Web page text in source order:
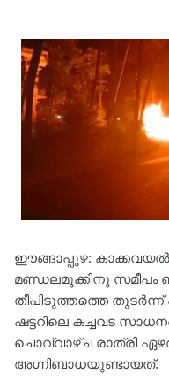
ഈങ്ങാപ്പുഴ:
മണ്ഡലമുക്കിനു സമീപം
തീപിടുത്തത്തെ
ഷട്ടറിലെ കച്ചവട
ചൊവ്വാഴ്ച രാത്രി
അഗ്നിബാധയുണ്ടായത്.